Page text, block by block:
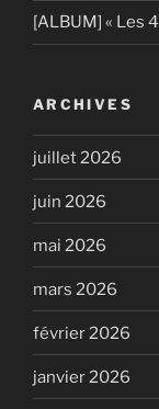
[ALBUM] « Les
ARCHIVES
juillet 2026
juin 2026
mai 2026
mars 2026
février 2026
janvier 2026